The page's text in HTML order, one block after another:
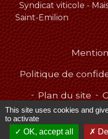
Syndicat viticole -
Saint-Emilion
Politique de
- Plan du site -
Site créé en
This site uses cookies and
to activate
OK, accept all